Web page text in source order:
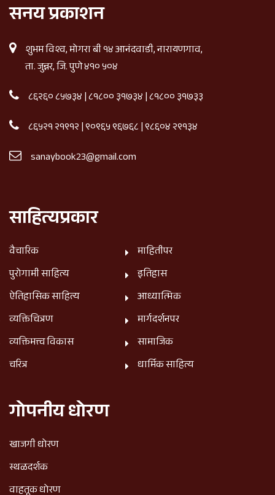
सनय प्रकाशन
शुभम विश्व, मोगरा बी १४ आनंदवाडी, नारायणगाव,
ता. जुन्नर, जि. पुणे ४१० ५०४
८६२६० ८५७३४|८१८०० ३१७३४|८१८०० ३१७३३
८६५२१ २१९१२|९०९६५ ९६७६८|९८६०४ २९१३४
sanaybook23@gmail.com
साहित्यप्रकार
वैचारिक
पुरोगामी साहित्य
ऐतिहासिक साहित्य
व्यक्तिचित्रण
व्यक्तिमत्त्व विकास
चरित्र
माहितीपर
इतिहास
आध्यात्मिक
मार्गदर्शनपर
सामाजिक
धार्मिक साहित्य
गोपनीय धोरण
खाजगी धोरण
स्थळदर्शक
वाहतूक धोरण